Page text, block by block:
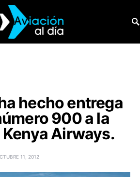
hecho entrega
900 a la
Airways.
11, 2012